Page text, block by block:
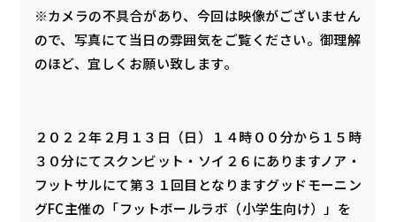
※カメラの不具合があり、今回は映像がございません
ので、写真にて当日の雰囲気をご覧ください。御理解
のほど、宜しくお願い致します。
２０２２年２月１３日（日）１４時００分から１５時
３０分にてスクンビット・ソイ２６にありますノア・
フットサルにて第３１回目となりますグッドモーニン
グFC主催の「フットボールラボ（小学生向け）」を